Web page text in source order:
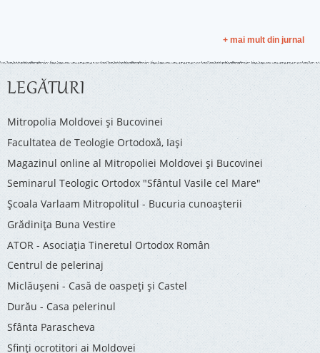
+ mai mult din jurnal
LEGĂTURI
Mitropolia Moldovei și Bucovinei
Facultatea de Teologie Ortodoxă, Iaşi
Magazinul online al Mitropoliei Moldovei și Bucovinei
Seminarul Teologic Ortodox "Sfântul Vasile cel Mare"
Şcoala Varlaam Mitropolitul - Bucuria cunoaşterii
Grădinița Buna Vestire
ATOR - Asociaţia Tineretul Ortodox Român
Centrul de pelerinaj
Miclăușeni - Casă de oaspeţi şi Castel
Durău - Casa pelerinul
Sfânta Parascheva
Sfinți ocrotitori ai Moldovei